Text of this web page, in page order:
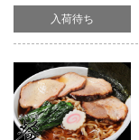
入荷待ち